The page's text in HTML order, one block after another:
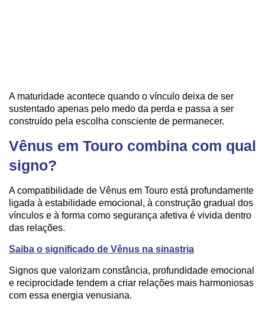
A maturidade acontece quando o vínculo deixa de ser
sustentado apenas pelo medo da perda e passa a ser
construído pela escolha consciente de permanecer.
Vênus em Touro combina com qual
signo?
A compatibilidade de Vênus em Touro está profundamente
ligada à estabilidade emocional, à construção gradual dos
vínculos e à forma como segurança afetiva é vivida dentro
das relações.
Saiba o significado de Vênus na sinastria
Signos que valorizam constância, profundidade emocional
e reciprocidade tendem a criar relações mais harmoniosas
com essa energia venusiana.